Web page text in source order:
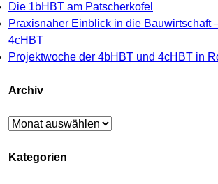
Die 1bHBT am Patscherkofel
Praxisnaher Einblick in die Bauwirtschaft
4cHBT
Projektwoche der 4bHBT und 4cHBT in
Archiv
Archiv
Kategorien